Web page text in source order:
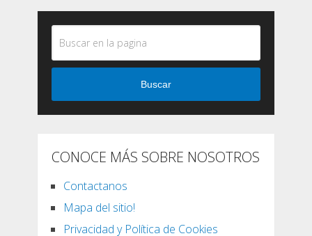
Buscar
CONOCE MÁS SOBRE NOSOTROS
Contactanos
Mapa del sitio!
Privacidad y Política de Cookies